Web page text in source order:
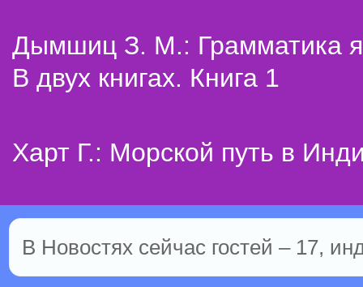
Дымшиц З. М.: Грамматика
В двух книгах. Книга 1
Харт Г.: Морской путь в
В Новостях сейчас гостей – 17,